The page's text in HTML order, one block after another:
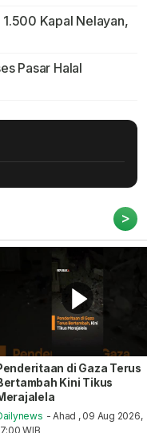
Kapal Nelayan,
Pasar Halal
>
di Gaza Terus
Kini Tikus
- Ahad , 09 Aug 2026,
WIB